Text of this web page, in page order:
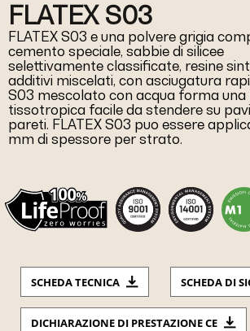
FLATEX S03
FLATEX S03 e una polvere grigia
cemento speciale, sabbie di silicee
selettivamente classificate, resine
additivi miscelati, con asciugatura
S03 mescolato con acqua forma
tissotropica facile da stendere su
pareti. FLATEX S03 puo essere
mm di spessore per strato.
SCHEDA TECNICA SCHEDA DI
DICHIARAZIONE DI PRESTAZIONE CE